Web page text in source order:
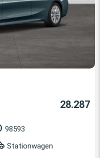
28.287
98593
Stationwagen